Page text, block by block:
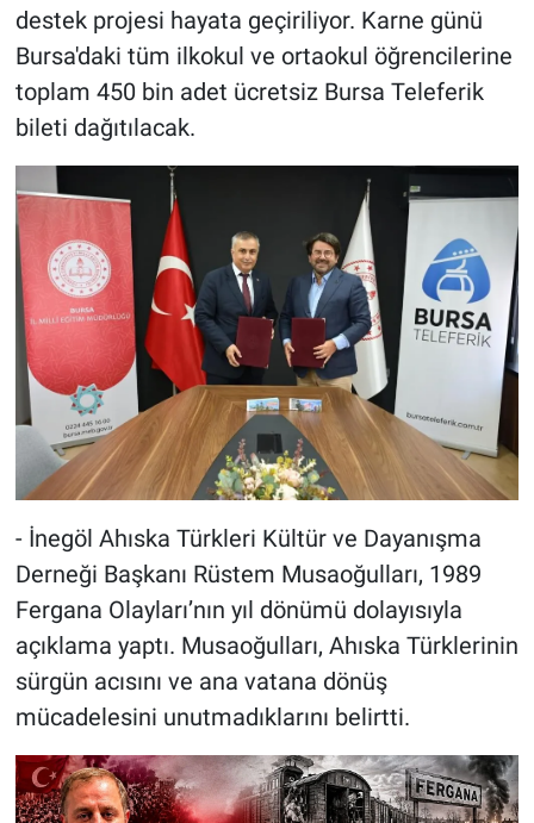
destek projesi hayata geçiriliyor. Karne günü
Bursa'daki tüm ilkokul ve ortaokul öğrencilerine
toplam 450 bin adet ücretsiz Bursa Teleferik
bileti dağıtılacak.
- İnegöl Ahıska Türkleri Kültür ve Dayanışma
Derneği Başkanı Rüstem Musaoğulları, 1989
Fergana Olayları’nın yıl dönümü dolayısıyla
açıklama yaptı. Musaoğulları, Ahıska Türklerinin
sürgün acısını ve ana vatana dönüş
mücadelesini unutmadıklarını belirtti.